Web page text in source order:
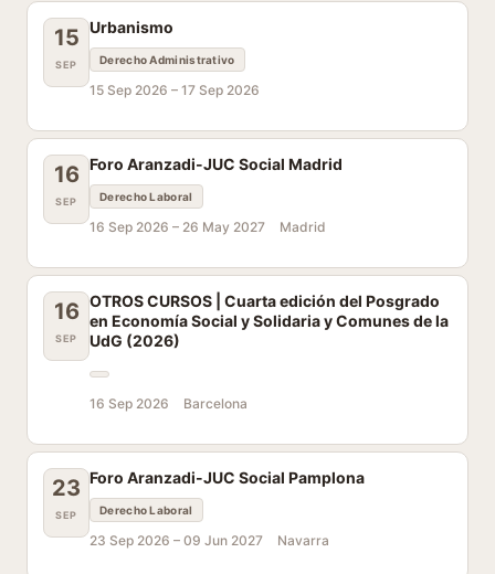
15
SEP
Urbanismo
Derecho Administrativo
15 Sep 2026 – 17 Sep 2026
16
SEP
Foro Aranzadi-JUC Social Madrid
Derecho Laboral
16 Sep 2026 – 26 May 2027 Madrid
16
SEP
OTROS CURSOS | Cuarta edición del Posgrado
en Economía Social y Solidaria y Comunes de la
UdG (2026)
16 Sep 2026 Barcelona
23
SEP
Foro Aranzadi-JUC Social Pamplona
Derecho Laboral
23 Sep 2026 – 09 Jun 2027 Navarra